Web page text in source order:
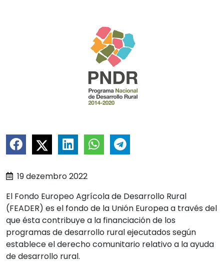
19dezembro2022
El Fondo Europeo Agrícola de Desarrollo Rural
(FEADER) es el fondo de la Unión Europea a través del
que ésta contribuye a la financiación de los
programas de desarrollo rural ejecutados según
establece el derecho comunitario relativo a la ayuda
de desarrollo rural.